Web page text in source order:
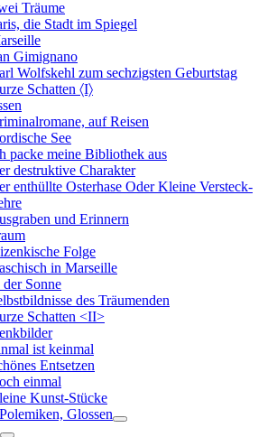
Träume
die Stadt im Spiegel
Gimignano
Wolfskehl zum sechzigsten Geburtstag
Schatten 〈I〉
auf Reisen
See
packe meine Bibliothek aus
destruktive Charakter
enthüllte Osterhase Oder Kleine Versteck-
und Erinnern
Folge
in Marseille
Sonne
des Träumenden
Schatten <II>
ist keinmal
Entsetzen
einmal
Kunst-Stücke
Glossen